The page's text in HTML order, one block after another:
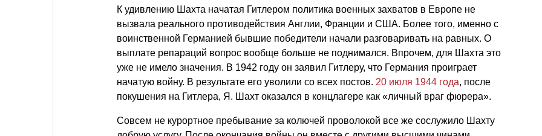
К удивлению Шахта начатая Гитлером политика военных захватов в Европе не
вызвала реального противодействия Англии, Франции и США. Более того, именно с
воинственной Германией бывшие победители начали разговаривать на равных. О
выплате репараций вопрос вообще больше не поднимался. Впрочем, для Шахта это
уже не имело значения. В 1942 году он заявил Гитлеру, что Германия проиграет
начатую войну. В результате его уволили со всех постов. 20 июля 1944 года, после
покушения на Гитлера, Я. Шахт оказался в концлагере как «личный враг фюрера».
Совсем не курортное пребывание за колючей проволокой все же сослужило Шахту